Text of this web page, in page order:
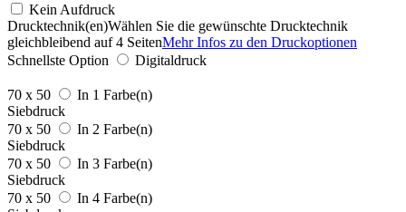
Kein Aufdruck
Drucktechnik(en)Wählen Sie die gewünschte Drucktechnik
gleichbleibend auf 4 SeitenMehr Infos zu den Druckoptionen
Schnellste Option
Digitaldruck
70 x 50
In 1 Farbe(n)
Siebdruck
70 x 50
In 2 Farbe(n)
Siebdruck
70 x 50
In 3 Farbe(n)
Siebdruck
70 x 50
In 4 Farbe(n)